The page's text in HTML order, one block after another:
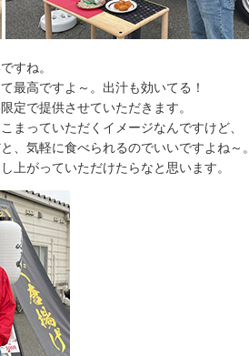
すね。
ですよ～。出汁も効いてる！
で提供させていただきます。
まっていただくイメージなんですけど、
軽に食べられるのでいいですよね～。
がっていただけたらなと思います。